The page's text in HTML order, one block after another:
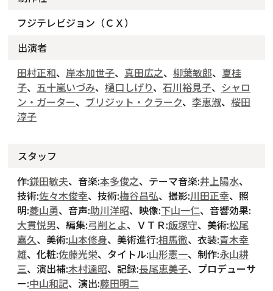
フジテレビジョン（ＣＸ）
出演者
田村正和、 岸本加世子、 真田広之、 柳葉敏郎、 夏桂
子、 五十嵐いづみ、 樋口しげり、 石川裕見子、 シャロ
ン・ガーター、 ブリジット・クラーク、 李恵淑、 桜田
淳子
スタッフ
作:鎌田敏夫、音楽:本多俊之、テーマ音楽:井上陽水、
技術:佐々木俊幸、技術:梅谷昌弘、撮影:川田正幸、照
明:菱山勇、音声:助川洋昭、映像:下山一仁、音響効果:
大貫悦男、編集:弓削とよ、ＶＴＲ:飯塚守、美術:松尾
嘉久、美術:山本修身、美術進行:相馬徹、衣装:青木幸
雄、化粧:佐藤光栄、タイトル:山形憲一、制作:永山耕
三、演出補:木村達昭、記録:長尾恵美子、プロデューサ
ー:中山和記、演出:藤田明二